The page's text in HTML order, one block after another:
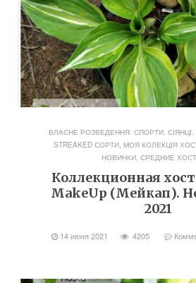
ВЛАСНЕ РОЗВЕДЕННЯ: СПОРТИ, СІЯНЦІ,
STREAKED СОРТИ, МОЯ КОЛЕКЦІЯ
НОВИНКИ, СРЕДНИЕ
Коллекционная
MakeUp (Мейкап).
2021
14 июня 2021 4205